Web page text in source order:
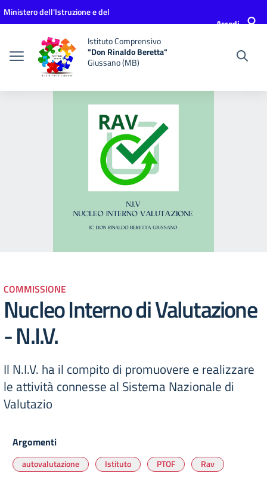
Vai ai contenuti
Vai al menu di navigazione
Vai al footer
Ministero dell'Istruzione e del
Accedi
Istituto Comprensivo
"Don Rinaldo Beretta"
Giussano (MB)
COMMISSIONE
Nucleo Interno di Valutazione
- N.I.V.
Il N.I.V. ha il compito di promuovere e realizzare
le attività connesse al Sistema Nazionale di
Valutazio
Argomenti
autovalutazione Istituto PTOF Rav